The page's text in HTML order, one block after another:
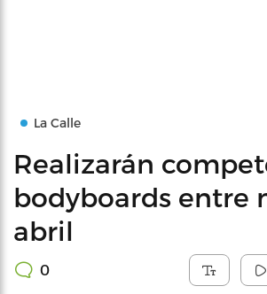
La Calle
Realizarán
bodyboards entre
abril
0